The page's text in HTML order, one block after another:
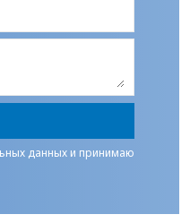
данных и принимаю